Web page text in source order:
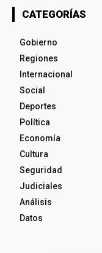
CATEGORÍAS
Gobierno
Regiones
Internacional
Social
Deportes
Política
Economía
Cultura
Seguridad
Judiciales
Análisis
Datos